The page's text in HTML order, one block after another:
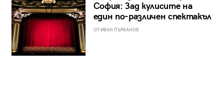
София: Зад кулисите на
един по-различен спектакъл
ОТ ИВАН ПЪРВАНОВ